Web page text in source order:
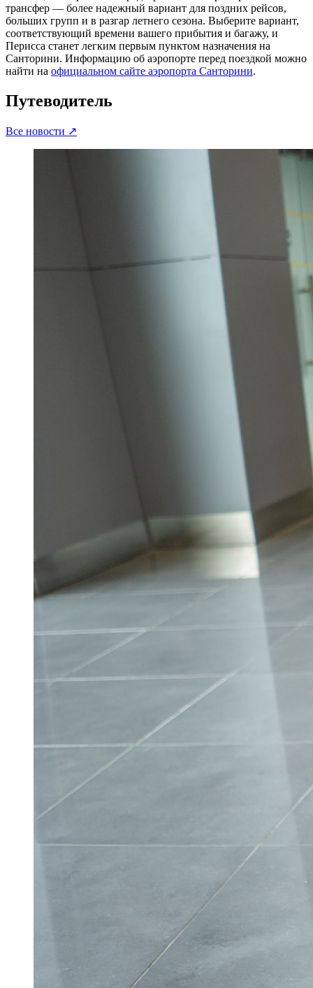
трансфер — более надежный вариант для поздних рейсов,
больших групп и в разгар летнего сезона. Выберите вариант,
соответствующий времени вашего прибытия и багажу, и
Перисса станет легким первым пунктом назначения на
Санторини. Информацию об аэропорте перед поездкой можно
найти на официальном сайте аэропорта Санторини.
Путеводитель
Все новости ↗